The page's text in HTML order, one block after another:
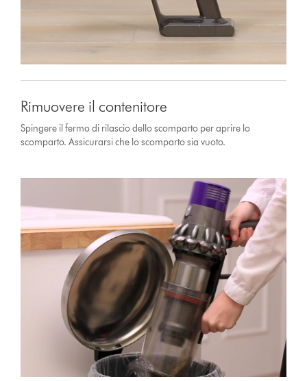
Rimuovere il contenitore
Spingere il fermo di rilascio dello scomparto per aprire lo
scomparto. Assicurarsi che lo scomparto sia vuoto.